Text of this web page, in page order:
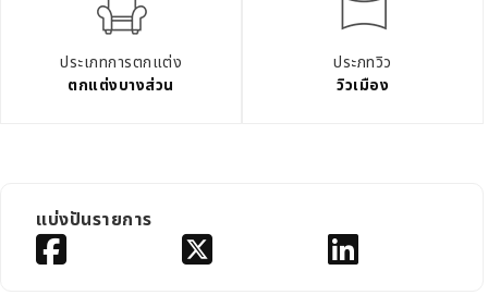
ประเภทการตกแต่ง
ตกแต่งบางส่วน
ประภทวิว
วิวเมือง
แบ่งปันรายการ